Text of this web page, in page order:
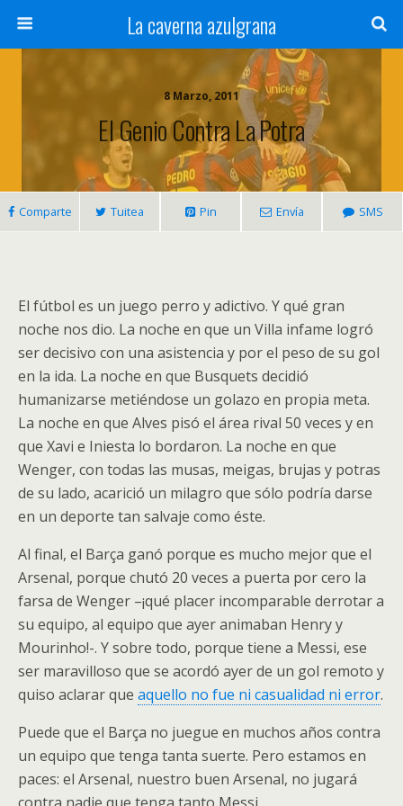
La caverna azulgrana
8 Marzo, 2011
El Genio Contra La Potra
Comparte Tuitea Pin Envía SMS
El fútbol es un juego perro y adictivo. Y qué gran
noche nos dio. La noche en que un Villa infame logró
ser decisivo con una asistencia y por el peso de su gol
en la ida. La noche en que Busquets decidió
humanizarse metiéndose un golazo en propia meta.
La noche en que Alves pisó el área rival 50 veces y en
que Xavi e Iniesta lo bordaron. La noche en que
Wenger, con todas las musas, meigas, brujas y potras
de su lado, acarició un milagro que sólo podría darse
en un deporte tan salvaje como éste.
Al final, el Barça ganó porque es mucho mejor que el
Arsenal, porque chutó 20 veces a puerta por cero la
farsa de Wenger –¡qué placer incomparable derrotar a
su equipo, al equipo que ayer animaban Henry y
Mourinho!-. Y sobre todo, porque tiene a Messi, ese
ser maravilloso que se acordó ayer de un gol remoto y
quiso aclarar que aquello no fue ni casualidad ni error.
Puede que el Barça no juegue en muchos años contra
un equipo que tenga tanta suerte. Pero estamos en
paces: el Arsenal, nuestro buen Arsenal, no jugará